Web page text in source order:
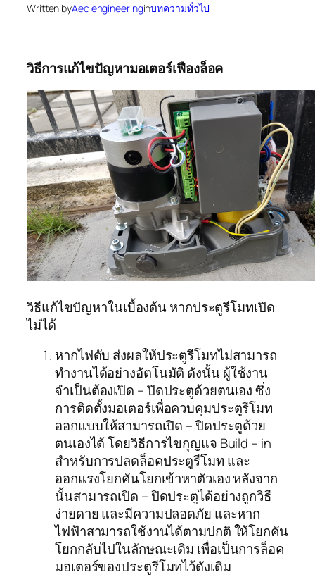
Written byAec engineeringinบทความทั่วไป
วิธีการแก้ไขปัญหามอเตอร์เฟืองล็อค
วิธีแก้ไขปัญหาในเบื้องต้น หากประตูรีโมทเปิด
ไม่ได้
หากไฟดับ ส่งผลให้ประตูรีโมทไม่สามารถ
ทำงานได้อย่างอัตโนมัติ ดังนั้น ผู้ใช้งาน
จำเป็นต้องเปิด – ปิดประตูด้วยตนเอง ซึ่ง
การติดตั้งมอเตอร์เพื่อควบคุมประตูรีโมท
ออกแบบให้สามารถเปิด – ปิดประตูด้วย
ตนเองได้ โดยวิธีการไขกุญแจ Build – in
สำหรับการปลดล็อคประตูรีโมท และ
ออกแรงโยกคันโยกเข้าหาตัวเอง หลังจาก
นั้นสามารถเปิด – ปิดประตูได้อย่างถูกวิธี
ง่ายดาย และมีความปลอดภัย และหาก
ไฟฟ้าสามารถใช้งานได้ตามปกติ ให้โยกคัน
โยกกลับไปในลักษณะเดิม เพื่อเป็นการล็อค
มอเตอร์ของประตูรีโมทไว้ดังเดิม